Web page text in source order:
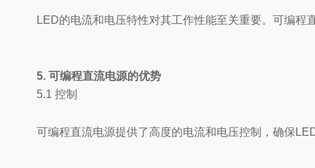
LED的电流和电压特性对其工作性能至关重要。可编
5. 可编程直流电源的优势
5.1 控制
可编程直流电源提供了高度的电流和电压控制，确保